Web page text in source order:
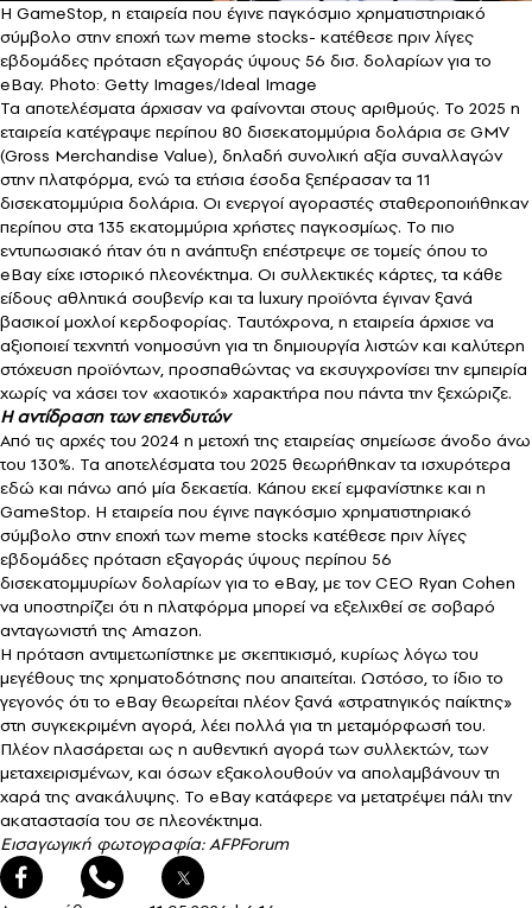
H GameStop, η εταιρεία που έγινε παγκόσμιο χρηματιστηριακό
σύμβολο στην εποχή των meme stocks- κατέθεσε πριν λίγες
εβδομάδες πρόταση εξαγοράς ύψους 56 δισ. δολαρίων για το
eBay. Photo: Getty Images/Ideal Image
Τα αποτελέσματα άρχισαν να φαίνονται στους αριθμούς. Το 2025 η
εταιρεία κατέγραψε περίπου 80 δισεκατομμύρια δολάρια σε GMV
(Gross Merchandise Value), δηλαδή συνολική αξία συναλλαγών
στην πλατφόρμα, ενώ τα ετήσια έσοδα ξεπέρασαν τα 11
δισεκατομμύρια δολάρια. Οι ενεργοί αγοραστές σταθεροποιήθηκαν
περίπου στα 135 εκατομμύρια χρήστες παγκοσμίως. Το πιο
εντυπωσιακό ήταν ότι η ανάπτυξη επέστρεψε σε τομείς όπου το
eBay είχε ιστορικό πλεονέκτημα. Οι συλλεκτικές κάρτες, τα κάθε
είδους αθλητικά σουβενίρ και τα luxury προϊόντα έγιναν ξανά
βασικοί μοχλοί κερδοφορίας. Ταυτόχρονα, η εταιρεία άρχισε να
αξιοποιεί τεχνητή νοημοσύνη για τη δημιουργία λιστών και καλύτερη
στόχευση προϊόντων, προσπαθώντας να εκσυγχρονίσει την εμπειρία
χωρίς να χάσει τον «χαοτικό» χαρακτήρα που πάντα την ξεχώριζε.
Η αντίδραση των επενδυτών
Από τις αρχές του 2024 η μετοχή της εταιρείας σημείωσε άνοδο άνω
του 130%. Τα αποτελέσματα του 2025 θεωρήθηκαν τα ισχυρότερα
εδώ και πάνω από μία δεκαετία. Κάπου εκεί εμφανίστηκε και η
GameStop. Η εταιρεία που έγινε παγκόσμιο χρηματιστηριακό
σύμβολο στην εποχή των meme stocks κατέθεσε πριν λίγες
εβδομάδες πρόταση εξαγοράς ύψους περίπου 56
δισεκατομμυρίων δολαρίων για το eBay, με τον CEO Ryan Cohen
να υποστηρίζει ότι η πλατφόρμα μπορεί να εξελιχθεί σε σοβαρό
ανταγωνιστή της Amazon.
Η πρόταση αντιμετωπίστηκε με σκεπτικισμό, κυρίως λόγω του
μεγέθους της χρηματοδότησης που απαιτείται. Ωστόσο, το ίδιο το
γεγονός ότι το eBay θεωρείται πλέον ξανά «στρατηγικός παίκτης»
στη συγκεκριμένη αγορά, λέει πολλά για τη μεταμόρφωσή του.
Πλέον πλασάρεται ως η αυθεντική αγορά των συλλεκτών, των
μεταχειρισμένων, και όσων εξακολουθούν να απολαμβάνουν τη
χαρά της ανακάλυψης. Το eBay κατάφερε να μετατρέψει πάλι την
ακαταστασία του σε πλεονέκτημα.
Εισαγωγική φωτογραφία: AFPForum